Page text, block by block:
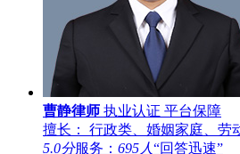
曹静律师 执业认证 平台保障
擅长： 行政类、婚姻家庭、劳
5.0分服务： 695人“回答迅速”